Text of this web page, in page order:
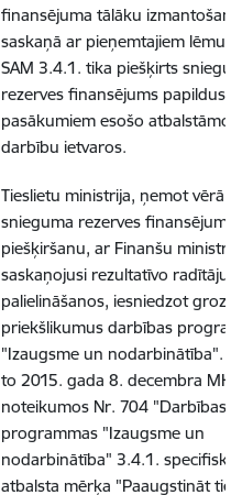
finansējuma tālāku
saskaņā ar pieņemtajiem
SAM 3.4.1. tika piešķirts
rezerves finansējums papildus
pasākumiem esošo atbalstāmo
darbību ietvaros.
Tieslietu ministrija, ņemot vērā
snieguma rezerves finansējuma
piešķiršanu, ar Finanšu
saskaņojusi rezultatīvo radītāju
palielināšanos, iesniedzot
priekšlikumus darbības
"Izaugsme un nodarbinātība".
to 2015. gada 8. decembra MK
noteikumos Nr. 704 "Darbības
programmas "Izaugsme un
nodarbinātība" 3.4.1. specifiskā
atbalsta mērķa "Paaugstināt